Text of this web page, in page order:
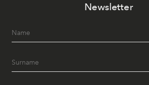
Newsletter